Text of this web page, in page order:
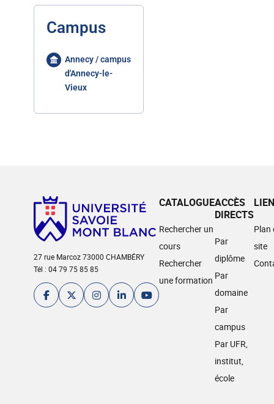
Campus
Annecy / campus
d'Annecy-le-
Vieux
27 rue Marcoz 73000 CHAMBÉRY
Tél : 04 79 75 85 85
CATALOGUE
Rechercher un
cours
Rechercher
une formation
ACCÈS
DIRECTS
Par
diplôme
Par
domaine
Par
campus
Par UFR,
institut,
école
Plan
site